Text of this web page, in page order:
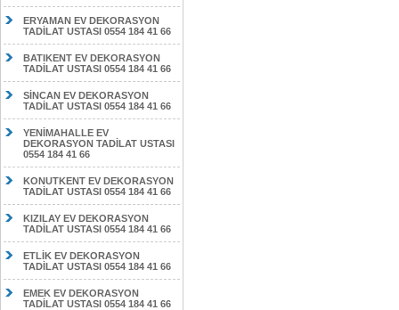
ERYAMAN EV DEKORASYON
TADİLAT USTASI 0554 184 41 66
BATIKENT EV DEKORASYON
TADİLAT USTASI 0554 184 41 66
SİNCAN EV DEKORASYON
TADİLAT USTASI 0554 184 41 66
YENİMAHALLE EV
DEKORASYON TADİLAT USTASI
0554 184 41 66
KONUTKENT EV DEKORASYON
TADİLAT USTASI 0554 184 41 66
KIZILAY EV DEKORASYON
TADİLAT USTASI 0554 184 41 66
ETLİK EV DEKORASYON
TADİLAT USTASI 0554 184 41 66
EMEK EV DEKORASYON
TADİLAT USTASI 0554 184 41 66